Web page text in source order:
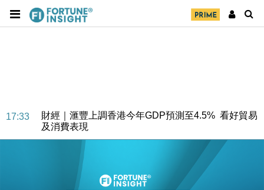
17:33
財經｜滙豐上調香港今年GDP預測至4.5% 看好貿易
及消費表現
本地｜假冒內地執法人員要求交「保證金」 43歲女子
損失近6900萬元
財經｜日經失守6.5萬點後回穩 全周仍升近2%